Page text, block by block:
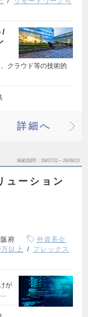
クラウド等の技術的
詳細へ
掲載期間 26/07/31～26/08/13
ューション
府
外資系企
以上
フレックス
が